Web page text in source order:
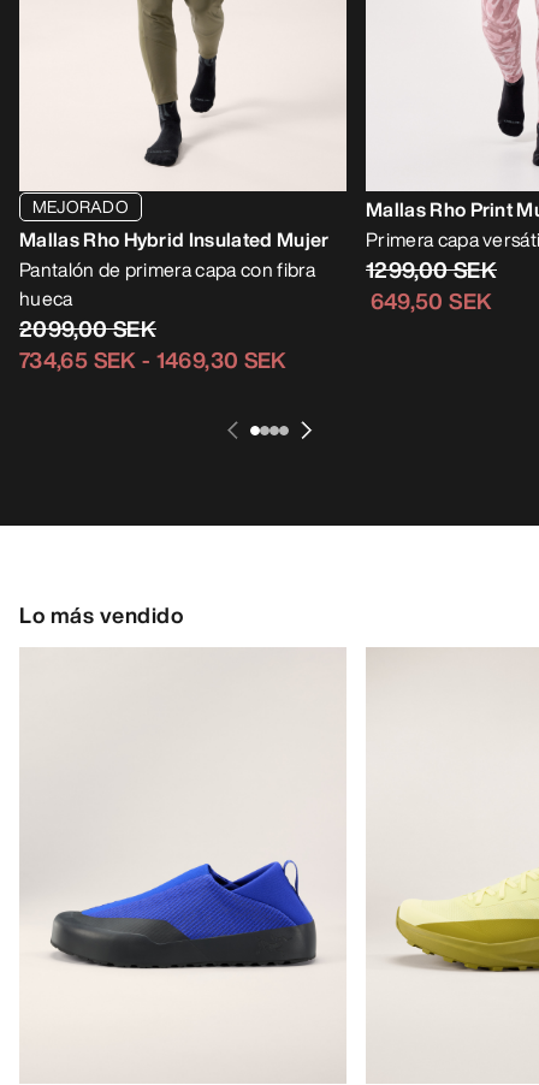
MEJORADO
Mallas Rho Hybrid Insulated Mujer
Pantalón de primera capa con fibra
hueca
2099,00 SEK
734,65 SEK- 1469,30 SEK
Mallas Rho Print
Primera capa
1299,00 SEK
649,50 SEK
Lo más vendido